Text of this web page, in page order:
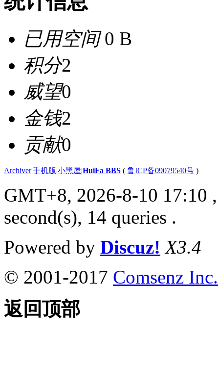
已用空间0 B
积分2
威望0
金钱2
贡献0
Archiver|手机版|小黑屋|HuiFa BBS ( 鲁ICP备09079540号 )
GMT+8, 2026-8-10 17:10
second(s), 14 queries .
Powered by Discuz! X3.4
© 2001-2017 Comsenz Inc.
返回顶部